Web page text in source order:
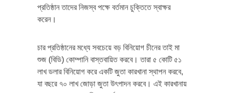
প্রতিষ্ঠান তাদের নিজস্ব পক্ষে বর্তমান চুক্তিতে স্বাক্ষর
করেন।
চার প্রতিষ্ঠানের মধ্যে সবচেয়ে বড় বিনিয়োগ চীনের তাই মা
শুজ (বিডি) কোম্পানি বাস্তবায়িত করবে। তারা ৫ কোটি ৫১
লাখ ডলার বিনিয়োগ করে একটি জুতা কারখানা স্থাপন করবে,
যা বছরে ৭০ লাখ জোড়া জুতা উৎপাদন করবে। এই কারখানায়